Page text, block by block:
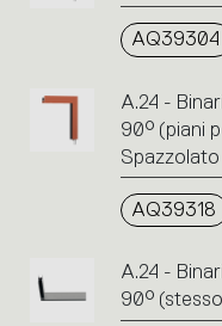
AQ39304
A.24 -
90° (piani
Spazzolato
AQ39318
A.24 -
90°